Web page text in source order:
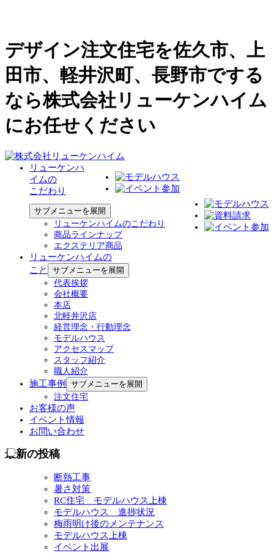
デザイン注文住宅を佐久市、上
田市、軽井沢町、長野市でする
なら株式会社リューケンハイム
にお任せください
リューケンハ
イムの
こだわり
サブメニューを展開
リューケンハイムのこだわり
商品ラインナップ
エクステリア商品
リューケンハイムの
こと
サブメニューを展開
代表挨拶
会社概要
本店
北軽井沢店
経営理念・行動理念
モデルハウス
アクセスマップ
スタッフ紹介
職人紹介
施工事例
サブメニューを展開
注文住宅
お客様の声
イベント情報
お問い合わせ
最新の投稿
断熱工事
暑さ対策
RC住宅 モデルハウス上棟
モデルハウス 進捗状況
梅雨明け後のメンテナンス
モデルハウス上棟
イベント出展